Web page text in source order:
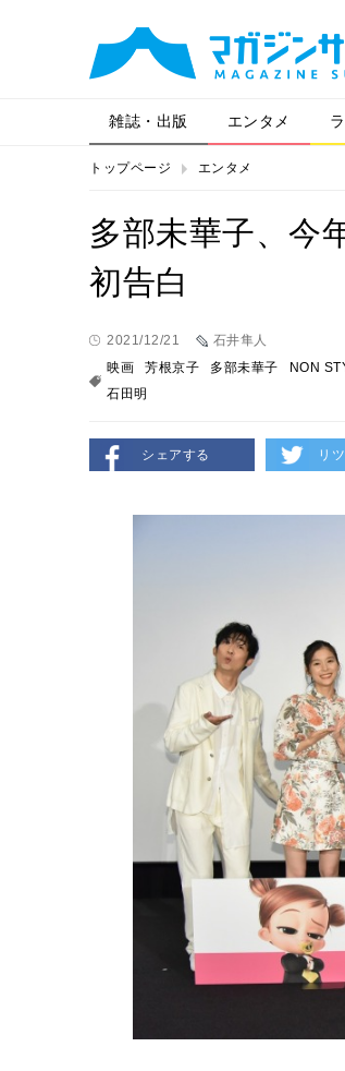
雑誌・出版 エンタメ
トップページ エンタメ
多部未華子、今
初告白
2021/12/21
石井隼人
映画
芳根京子 多部未華子 NON
石田明
シェアする リ